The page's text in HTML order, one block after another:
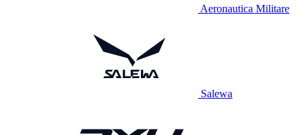
Aeronautica Militare
Salewa